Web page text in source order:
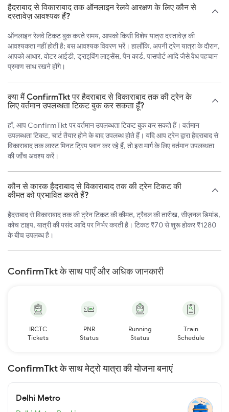
हैदराबाद से विकाराबाद तक ऑनलाइन रेलवे आरक्षण के लिए कौन से
दस्तावेज़ आवश्यक हैं?
ऑनलाइन रेलवे टिकट बुक करते समय, आपको किसी विशेष यात्रा दस्तावेज़ की
आवश्यकता नहीं होती है; बस आवश्यक विवरण भरें। हालाँकि, अपनी ट्रेन यात्रा के दौरान,
आपको आधार, वोटर आईडी, ड्राइविंग लाइसेंस, पैन कार्ड, पासपोर्ट आदि जैसे वैध पहचान
प्रमाण साथ रखने होंगे।
क्या मैं ConfirmTkt पर हैदराबाद से विकाराबाद तक की ट्रेन के
लिए वर्तमान उपलब्धता टिकट बुक कर सकता हूँ?
हाँ, आप ConfirmTkt पर वर्तमान उपलब्धता टिकट बुक कर सकते हैं। वर्तमान
उपलब्धता टिकट, चार्ट तैयार होने के बाद उपलब्ध होते हैं। यदि आप ट्रेन द्वारा हैदराबाद से
विकाराबाद तक लास्ट मिनट ट्रिप प्लान कर रहे हैं, तो इस मार्ग के लिए वर्तमान उपलब्धता
की जाँच अवश्य करें।
कौन से कारक हैदराबाद से विकाराबाद तक की ट्रेन टिकट की
कीमत को प्रभावित करते हैं?
हैदराबाद से विकाराबाद तक की ट्रेन टिकट की कीमत, ट्रैवल की तारीख, सीज़नल डिमांड,
कोच टाइप, यात्री की पसंद आदि पर निर्भर करती है। टिकट ₹70 से शुरू होकर ₹1280
के बीच उपलब्ध है।
ConfirmTkt के साथ पाएँ और अधिक जानकारी
IRCTC
Tickets
PNR
Status
Running
Status
Train
Schedule
ConfirmTkt के साथ मेट्रो यात्रा की योजना बनाएं
Delhi Metro